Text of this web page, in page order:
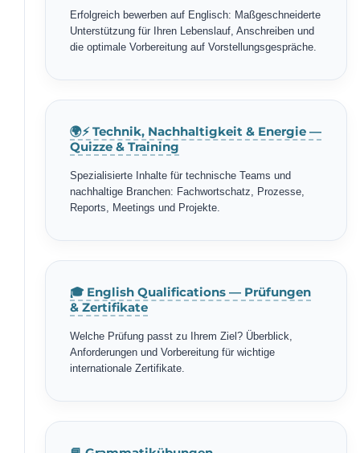
Erfolgreich bewerben auf Englisch: Maßgeschneiderte
Unterstützung für Ihren Lebenslauf, Anschreiben und
die optimale Vorbereitung auf Vorstellungsgespräche.
🌍⚡ Technik, Nachhaltigkeit & Energie —
Quizze & Training
Spezialisierte Inhalte für technische Teams und
nachhaltige Branchen: Fachwortschatz, Prozesse,
Reports, Meetings und Projekte.
🎓 English Qualifications — Prüfungen
& Zertifikate
Welche Prüfung passt zu Ihrem Ziel? Überblick,
Anforderungen und Vorbereitung für wichtige
internationale Zertifikate.